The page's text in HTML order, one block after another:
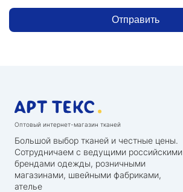
Отправить
Оптовый интернет-магазин тканей
Большой выбор тканей и честные цены.
Сотрудничаем с ведущими российскими
брендами одежды, розничными
магазинами, швейными фабриками,
ателье